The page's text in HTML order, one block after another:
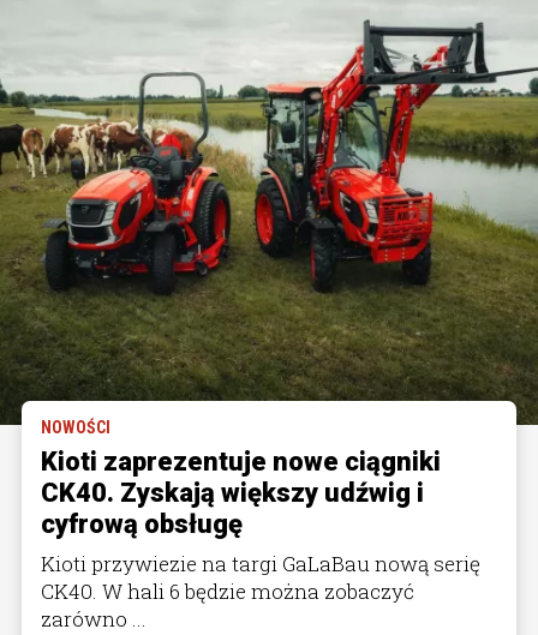
NOWOŚCI
Kioti zaprezentuje nowe ciągniki
CK40. Zyskają większy udźwig i
cyfrową obsługę
Kioti przywiezie na targi GaLaBau nową serię
CK40. W hali 6 będzie można zobaczyć
zarówno ...